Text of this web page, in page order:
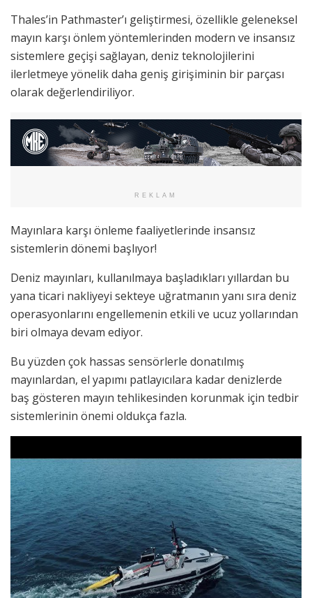
Thales’in Pathmaster’ı geliştirmesi, özellikle geleneksel
mayın karşı önlem yöntemlerinden modern ve insansız
sistemlere geçişi sağlayan, deniz teknolojilerini
ilerletmeye yönelik daha geniş girişiminin bir parçası
olarak değerlendiriliyor.
REKLAM
Mayınlara karşı önleme faaliyetlerinde insansız
sistemlerin dönemi başlıyor!
Deniz mayınları, kullanılmaya başladıkları yıllardan bu
yana ticari nakliyeyi sekteye uğratmanın yanı sıra deniz
operasyonlarını engellemenin etkili ve ucuz yollarından
biri olmaya devam ediyor.
Bu yüzden çok hassas sensörlerle donatılmış
mayınlardan, el yapımı patlayıcılara kadar denizlerde
baş gösteren mayın tehlikesinden korunmak için tedbir
sistemlerinin önemi oldukça fazla.